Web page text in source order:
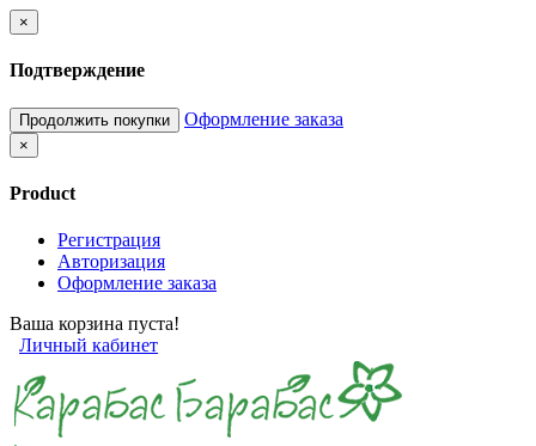
×
Подтверждение
Продолжить покупки Оформление заказа
×
Product
Регистрация
Авторизация
Оформление заказа
Ваша корзина пуста!
Личный кабинет